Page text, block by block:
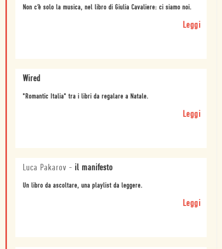
Non c’è solo la musica, nel libro di Giulia Cavaliere: ci siamo noi.
Leggi
Wired
"Romantic Italia" tra i libri da regalare a Natale.
Leggi
Luca Pakarov - il manifesto
Un libro da ascoltare, una playlist da leggere.
Leggi